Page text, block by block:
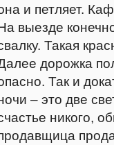
и петляет.
выезде
Такая
дорожка
Так и
– это две
никого,